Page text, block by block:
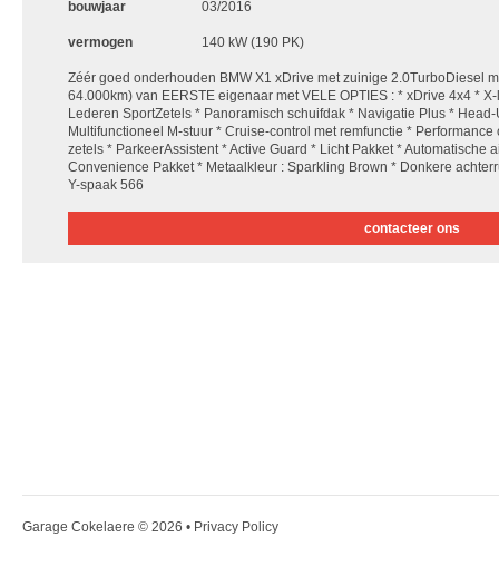
bouwjaar 03/2016
vermogen 140 kW (190 PK)
Zéér goed onderhouden BMW X1 xDrive met zuinige 2.0TurboDiesel
64.000km) van EERSTE eigenaar met VELE OPTIES : * xDrive 4x4 *
Lederen SportZetels * Panoramisch schuifdak * Navigatie Plus *
Multifunctioneel M-stuur * Cruise-control met remfunctie *
zetels * ParkeerAssistent * Active Guard * Licht Pakket * Automatische
Convenience Pakket * Metaalkleur : Sparkling Brown * Donkere
Y-spaak 566
contacteer ons
Garage Cokelaere © 2026 • Privacy Policy